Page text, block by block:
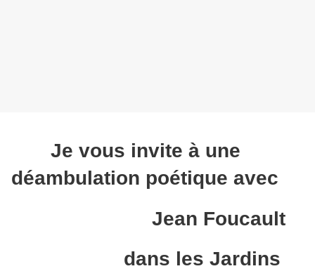
Je vous invite à une
déambulation poétique avec
Jean Foucault
dans les Jardins